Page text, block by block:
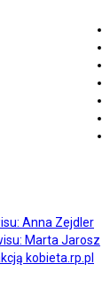
Anna Zejdler
Marta Jarosz
kobieta.rp.pl